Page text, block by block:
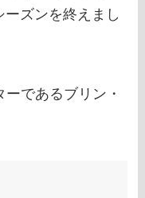
ズンを終えまし
であるブリン・